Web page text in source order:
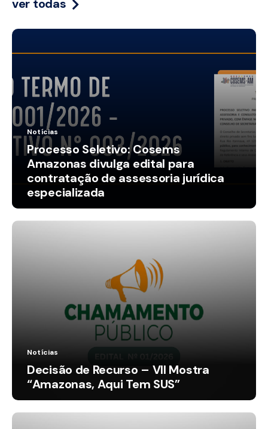
ver todas
Notícias
Processo Seletivo: Cosems
Amazonas divulga edital para
contratação de assessoria jurídica
especializada
Notícias
Decisão de Recurso – VII Mostra
“Amazonas, Aqui Tem SUS”